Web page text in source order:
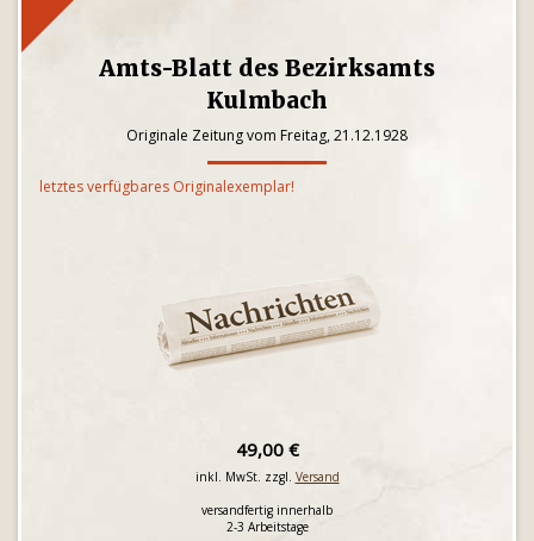
Amts-Blatt des Bezirksamts
Kulmbach
Originale Zeitung vom Freitag, 21.12.1928
letztes verfügbares Originalexemplar!
49,00 €
inkl. MwSt. zzgl. Versand
versandfertig innerhalb
2-3 Arbeitstage